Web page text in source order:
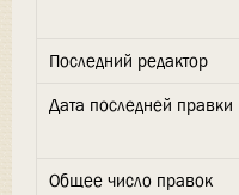
Последний редактор
Дата последней правки
Общее число правок